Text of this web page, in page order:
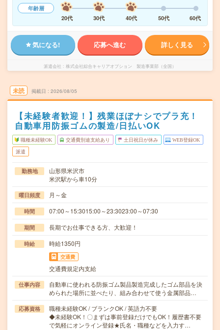
年齢層
20代
30代 40代 50代 60代
気になる! 応募へ進む 詳しく見る
派遣会社 株式会社綜合キャリアオプション 製造事業部（全国）
未読 掲載日 2026/08/05
【未経験者歓迎！】残業ほぼナシでプラ充！
自動車用防振ゴムの製造/日払いOK
職種未経験OK 交通費別途支給あり 土日祝日が休み WEB登録OK
派遣
勤務地
山形県米沢市
米沢駅から車10分
曜日頻度 月～金
時間 07:00～15:3015:00～23:3023:00～07:30
期間 長期でお仕事できる方、大歓迎！
時給 時給1350円
交通費
交通費規定内支給
仕事内容
自動車に使われる防振ゴム製品製造完成したゴム部品を決
められた場所に並べたり、組み合わせて使う金属部品…
応募資格
職種未経験OK / ブランクOK / 英語力不要
◆未経験OK！〇まずは事前登録だけでもOK！履歴書不要
で気軽にオンライン登録★氏名・職種などを入力す…